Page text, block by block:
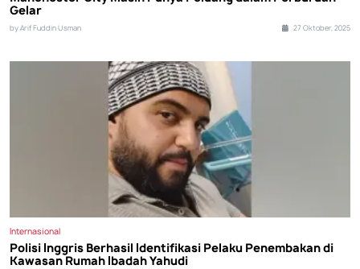
Gelar
by Arif Fuddin Usman 27 Oktober, 2025
Internasional
Polisi Inggris Berhasil Identifikasi Pelaku Penembakan di
Kawasan Rumah Ibadah Yahudi